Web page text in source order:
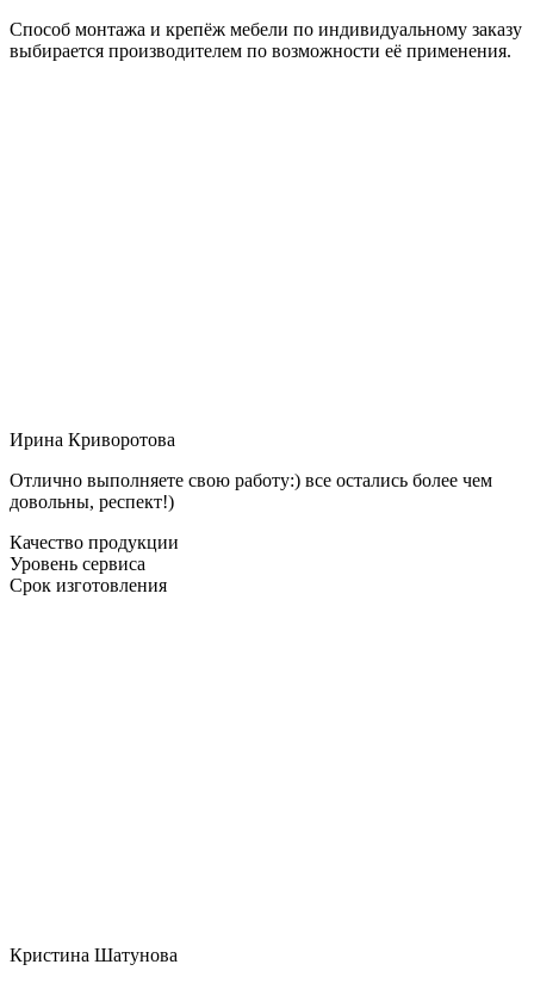
Способ монтажа и крепёж мебели по индивидуальному заказу
выбирается производителем по возможности её применения.
Ирина Криворотова
Отлично выполняете свою работу:) все остались более чем
довольны, респект!)
Качество продукции
Уровень сервиса
Срок изготовления
Кристина Шатунова